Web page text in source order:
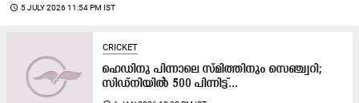
access_time 5 JULY 2026 11:54 PM IST
CRICKET
ഹെഡിനു പിന്നാലെ സ്മിത്തിനും സെഞ്ച്വറി;
സിഡ്നിയിൽ 500 പിന്നിട്ട്...